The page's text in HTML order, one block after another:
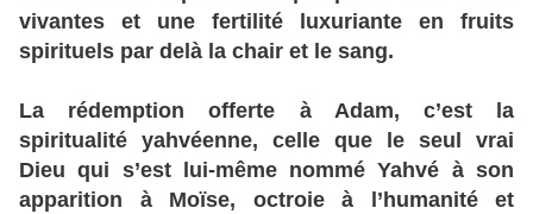
vivantes et une fertilité luxuriante en fruits
spirituels par delà la chair et le sang.
La rédemption offerte à Adam, c’est la
spiritualité yahvéenne, celle que le seul vrai
Dieu qui s’est lui-même nommé Yahvé à son
apparition à Moïse, octroie à l’humanité et